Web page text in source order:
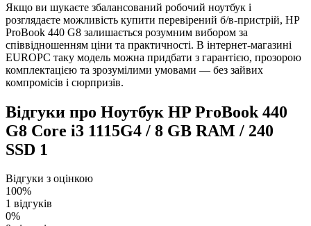
Якщо ви шукаєте збалансований робочий ноутбук і
розглядаєте можливість купити перевірений б/в-пристрій, HP
ProBook 440 G8 залишається розумним вибором за
співвідношенням ціни та практичності. В інтернет-магазині
EUROPC таку модель можна придбати з гарантією, прозорою
комплектацією та зрозумілими умовами — без зайвих
компромісів і сюрпризів.
Відгуки про Ноутбук HP ProBook 440
G8 Core i3 1115G4 / 8 GB RAM / 240
SSD 1
Відгуки з оцінкою
100%
1 відгуків
0%